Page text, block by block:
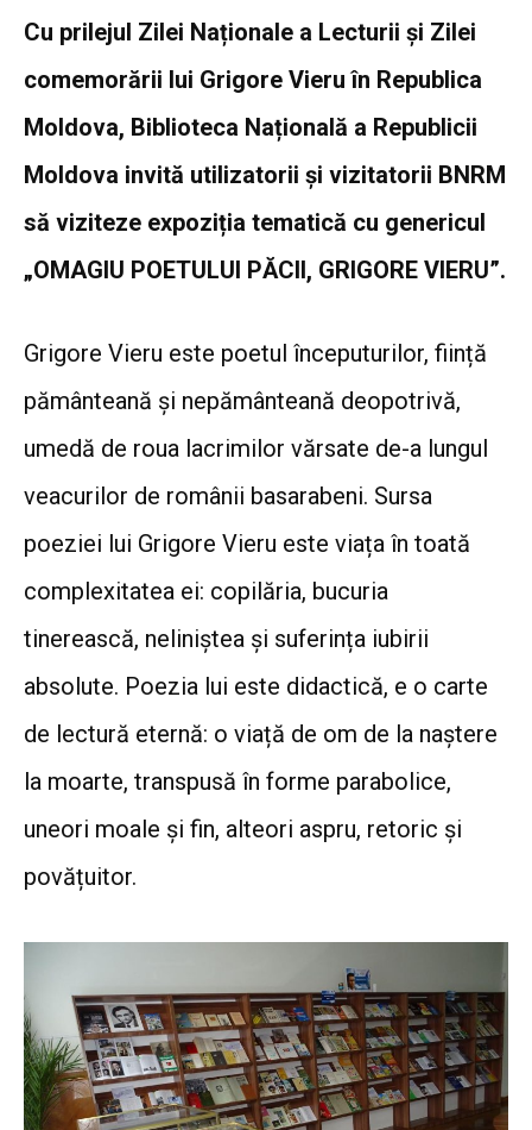
Cu prilejul Zilei Naționale a Lecturii și Zilei
comemorării lui Grigore Vieru în Republica
Moldova, Biblioteca Națională a Republicii
Moldova invită utilizatorii și vizitatorii BNRM
să viziteze expoziția tematică cu genericul
„OMAGIU POETULUI PĂCII, GRIGORE VIERU”.
Grigore Vieru este poetul începuturilor, ființă
pământeană și nepământeană deopotrivă,
umedă de roua lacrimilor vărsate de-a lungul
veacurilor de românii basarabeni. Sursa
poeziei lui Grigore Vieru este viața în toată
complexitatea ei: copilăria, bucuria
tinerească, neliniștea și suferința iubirii
absolute. Poezia lui este didactică, e o carte
de lectură eternă: o viață de om de la naștere
la moarte, transpusă în forme parabolice,
uneori moale și fin, alteori aspru, retoric și
povățuitor.